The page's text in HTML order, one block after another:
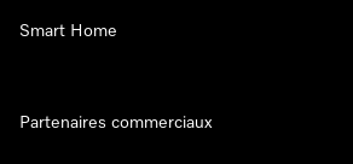
Smart Home
Partenaires commerciaux